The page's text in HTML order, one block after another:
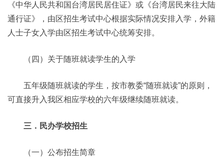
《中华人民共和国台湾居民居住证》或《台湾居民来往大陆
通行证》，由区招生考试中心根据实际情况安排入学，外籍
人士子女入学由区招生考试中心统筹安排。
（四）关于随班就读学生的入学
五年级随班就读的学生，按市教委“随班就读”的原则，
可直接升入我区相应学校的六年级继续随班就读。
三．民办学校招生
（一）公布招生简章